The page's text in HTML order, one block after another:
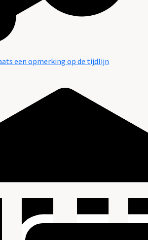
een opmerking op de tijdlijn